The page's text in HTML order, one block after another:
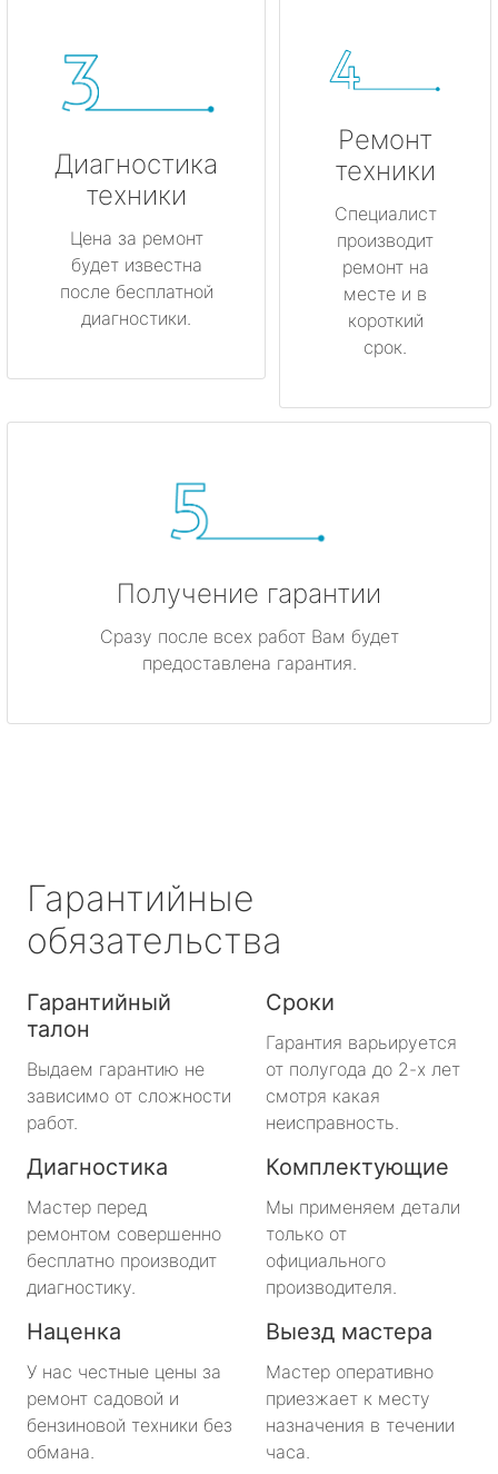
Диагностика
техники
Цена за ремонт
будет известна
после бесплатной
диагностики.
Ремонт
техники
Специалист
производит
ремонт на
месте и в
короткий
срок.
Получение гарантии
Сразу после всех работ Вам будет
предоставлена гарантия.
Гарантийные
обязательства
Гарантийный
талон
Выдаем гарантию не
зависимо от сложности
работ.
Сроки
Гарантия варьируется
от полугода до 2-х лет
смотря какая
неисправность.
Диагностика
Мастер перед
ремонтом совершенно
бесплатно производит
диагностику.
Комплектующие
Мы применяем детали
только от
официального
производителя.
Наценка
У нас честные цены за
ремонт садовой и
бензиновой техники без
обмана.
Выезд мастера
Мастер оперативно
приезжает к месту
назначения в течении
часа.